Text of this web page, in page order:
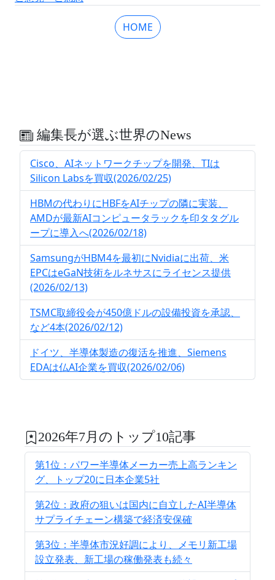
HOME
編集長が選ぶ世界のNews
Cisco、AIネットワークチップを開発、TIは
Silicon Labsを買収(2026/02/25)
HBMの代わりにHBFをAIチップの隣に実装、
AMDが最新AIコンピュータラックを印タタグル
ープに導入へ(2026/02/18)
SamsungがHBM4を最初にNvidiaに出荷、米
EPCはeGaN技術をルネサスにライセンス提供
(2026/02/13)
TSMC取締役会が450億ドルの設備投資を承認、
など4本(2026/02/12)
ドイツ、半導体製造の復活を推進、Siemens
EDAは仏AI企業を買収(2026/02/06)
2026年7月のトップ10記事
第1位：パワー半導体メーカー売上高ランキン
グ、トップ20に日本企業5社
第2位：政府の狙いは国内に自立したAI半導体
サプライチェーン構築で経済安保確
第3位：半導体市況好調により、メモリ新工場
設立発表、新工場の稼働発表も続々